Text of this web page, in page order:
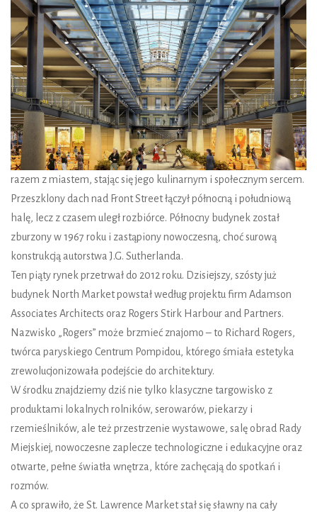
razem z miastem, stając się jego kulinarnym i społecznym sercem.
Przeszklony dach nad Front Street łączył północną i południową
halę, lecz z czasem uległ rozbiórce. Północny budynek został
zburzony w 1967 roku i zastąpiony nowoczesną, choć surową
konstrukcją autorstwa J.G. Sutherlanda.
Ten piąty rynek przetrwał do 2012 roku. Dzisiejszy, szósty już
budynek North Market powstał według projektu firm Adamson
Associates Architects oraz Rogers Stirk Harbour and Partners.
Nazwisko „Rogers” może brzmieć znajomo – to Richard Rogers,
twórca paryskiego Centrum Pompidou, którego śmiała estetyka
zrewolucjonizowała podejście do architektury.
W środku znajdziemy dziś nie tylko klasyczne targowisko z
produktami lokalnych rolników, serowarów, piekarzy i
rzemieślników, ale też przestrzenie wystawowe, salę obrad Rady
Miejskiej, nowoczesne zaplecze technologiczne i edukacyjne oraz
otwarte, pełne światła wnętrza, które zachęcają do spotkań i
rozmów.
A co sprawiło, że St. Lawrence Market stał się sławny na cały